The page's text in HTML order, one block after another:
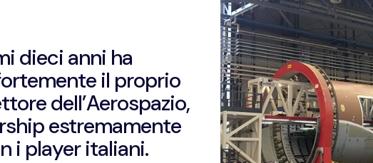
dieci anni ha
il proprio
dell’Aerospazio,
estremamente
i player italiani.